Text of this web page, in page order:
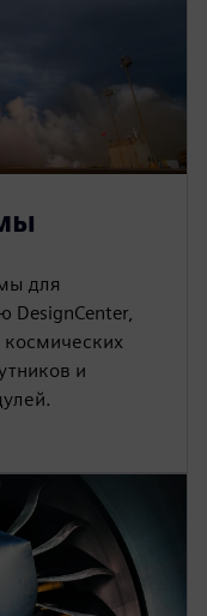
для
DesignCenter,
космических
и